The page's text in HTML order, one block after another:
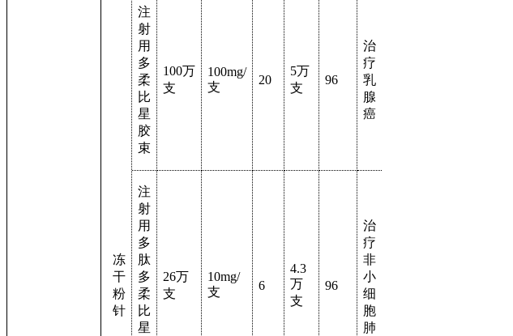
冻
干
粉
针
注
射
用
多
柔
比
星
胶
束
100万
支
100mg/
支
20
5万
支
96
治
疗
乳
腺
癌
注
射
用
多
肽
多
柔
比
星
26万
支
10mg/
支
6
4.3
万
支
96
治
疗
非
小
细
胞
肺